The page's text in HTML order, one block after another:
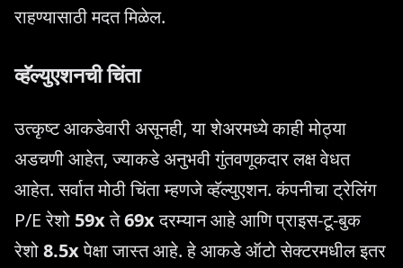
राहण्यासाठी मदत मिळेल.
व्हॅल्युएशनची चिंता
उत्कृष्ट आकडेवारी असूनही, या शेअरमध्ये काही मोठ्या
अडचणी आहेत, ज्याकडे अनुभवी गुंतवणूकदार लक्ष वेधत
आहेत. सर्वात मोठी चिंता म्हणजे व्हॅल्युएशन. कंपनीचा ट्रेलिंग
P/E रेशो 59xते69xदरम्यान आहे आणि प्राइस-टू-बुक
रेशो8.5xपेक्षा जास्त आहे. हे आकडे ऑटो सेक्टरमधील इतर